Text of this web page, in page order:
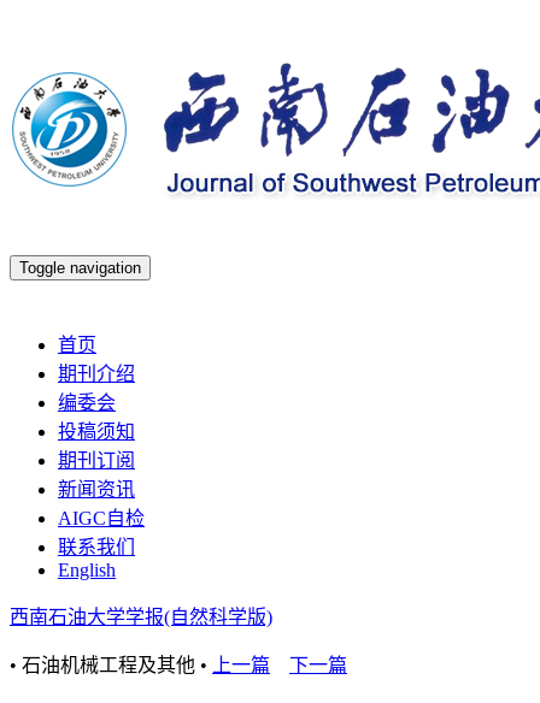
Toggle navigation
首页
期刊介绍
编委会
投稿须知
期刊订阅
新闻资讯
AIGC自检
联系我们
English
西南石油大学学报(自然科学版)
• 石油机械工程及其他 • 上一篇 下一篇